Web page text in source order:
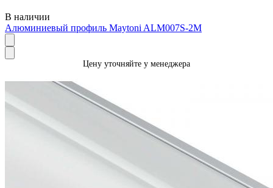
В наличии
Алюминиевый профиль Maytoni ALM007S-2M
Цену уточняйте у менеджера